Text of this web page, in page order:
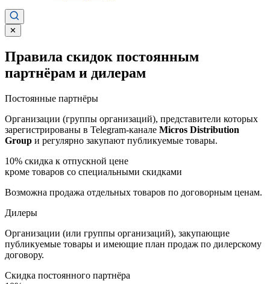
✕
Правила скидок постоянным
партнёрам и дилерам
Постоянные партнёры
Организации (группы организаций), представители которых
зарегистрированы в Telegram-канале Micros Distribution
Group и регулярно закупают публикуемые товары.
10% скидка к отпускной цене
кроме товаров со специальными скидками
Возможна продажа отдельных товаров по договорным ценам.
Дилеры
Организации (или группы организаций), закупающие
публикуемые товары и имеющие план продаж по дилерскому
договору.
Скидка постоянного партнёра